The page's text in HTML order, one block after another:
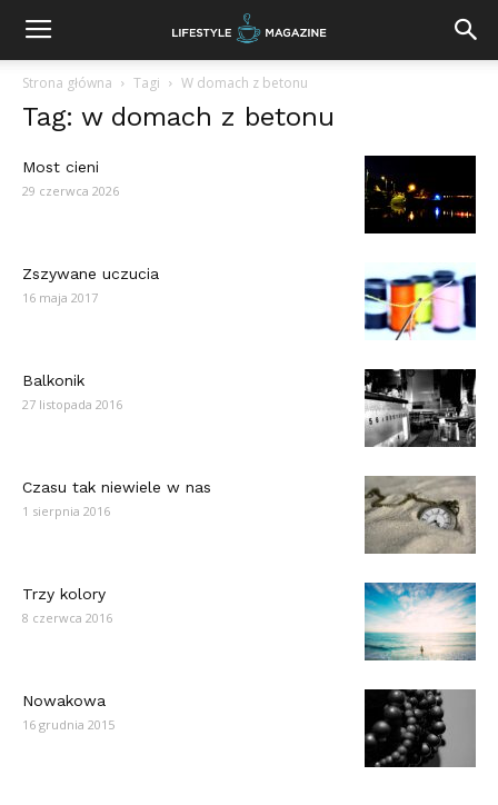
Strona główna Tagi W domach z betonu
Tag: w domach z betonu
Most cieni
29 czerwca 2026
Zszywane uczucia
16 maja 2017
Balkonik
27 listopada 2016
Czasu tak niewiele w nas
1 sierpnia 2016
Trzy kolory
8 czerwca 2016
Nowakowa
16 grudnia 2015